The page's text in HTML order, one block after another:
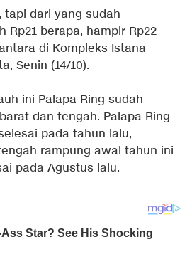
tapi dari yang sudah
Rp21 berapa, hampir Rp22
di Kompleks Istana
Senin (14/10).
ini Palapa Ring sudah
dan tengah. Palapa Ring
pada tahun lalu,
rampung awal tahun ini
pada Agustus lalu.